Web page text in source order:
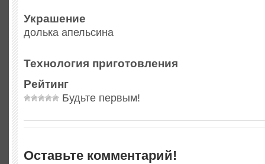
Украшение
долька апельсина
Технология приготовления
Рейтинг
Будьте первым!
Оставьте комментарий!